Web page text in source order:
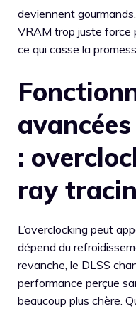
deviennent
VRAM trop juste force
ce qui casse la
:
ray
L’overclocking peut
dépend du
revanche, le DLSS
performance perçue
beaucoup plus chère.